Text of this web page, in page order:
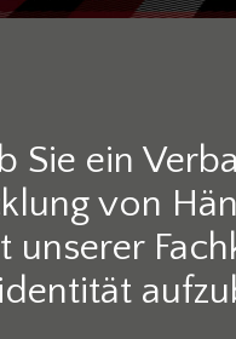
Sie ein
von
unserer